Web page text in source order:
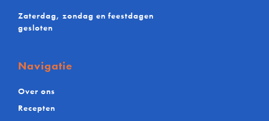
Zaterdag, zondag en feestdagen
gesloten
Navigatie
Over ons
Recepten